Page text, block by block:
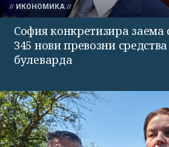
ИКОНОМИКА
София конкретизира заема
345 нови превозни
булеварда